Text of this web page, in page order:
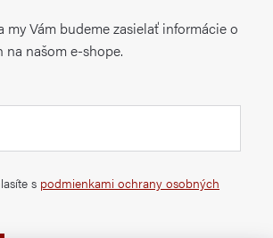
Vám budeme zasielať informácie o
našom e-shope.
s podmienkami ochrany osobných